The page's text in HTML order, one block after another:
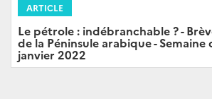
ARTICLE
Le pétrole : indébranchable ? -
de la Péninsule arabique - Semaine
janvier 2022